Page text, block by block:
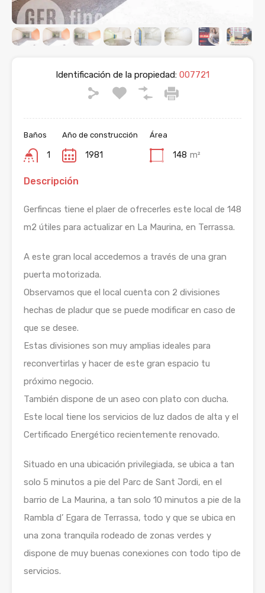
Identificación de la propiedad: 007721
Baños
1
Año de construcción
1981
Área
148 m²
Descripción
Gerfincas tiene el plaer de ofrecerles este local de 148
m2 útiles para actualizar en La Maurina, en Terrassa.
A este gran local accedemos a través de una gran
puerta motorizada.
Observamos que el local cuenta con 2 divisiones
hechas de pladur que se puede modificar en caso de
que se desee.
Estas divisiones son muy amplias ideales para
reconvertirlas y hacer de este gran espacio tu
próximo negocio.
También dispone de un aseo con plato con ducha.
Este local tiene los servicios de luz dados de alta y el
Certificado Energético recientemente renovado.
Situado en una ubicación privilegiada, se ubica a tan
solo 5 minutos a pie del Parc de Sant Jordi, en el
barrio de La Maurina, a tan solo 10 minutos a pie de la
Rambla d’ Egara de Terrassa, todo y que se ubica en
una zona tranquila rodeado de zonas verdes y
dispone de muy buenas conexiones con todo tipo de
servicios.